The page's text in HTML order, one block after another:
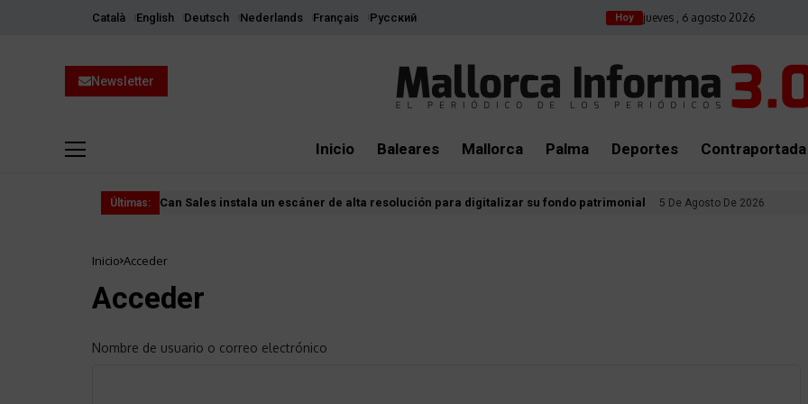
Català English Deutsch Nederlands Français Русский Hoy jueves , 6 agosto 2026
Newsletter
Inicio Baleares Mallorca Palma Deportes Contraportada
Últimas: Can Sales instala un escáner de alta resolución para digitalizar su fondo patrimonial 5 De Agosto De 2026
Inicio Acceder
Acceder
Nombre de usuario o correo electrónico